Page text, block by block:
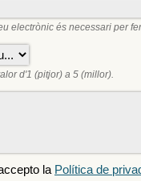
electrònic és necessari per
d'1 (pitjor) a 5 (millor).
la Política de